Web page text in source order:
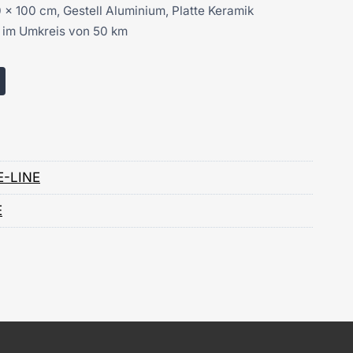
100 cm, Gestell Aluminium, Platte Keramik
Umkreis von 50 km
LINE